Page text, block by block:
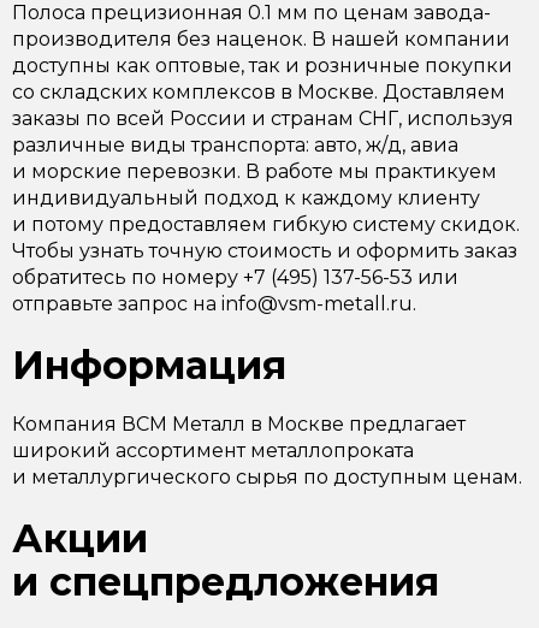
Полоса прецизионная 0.1 мм по ценам завода-
производителя без наценок. В нашей компании
доступны как оптовые, так и розничные покупки
со складских комплексов в Москве. Доставляем
заказы по всей России и странам СНГ, используя
различные виды транспорта: авто, ж/д, авиа
и морские перевозки. В работе мы практикуем
индивидуальный подход к каждому клиенту
и потому предоставляем гибкую систему скидок.
Чтобы узнать точную стоимость и оформить заказ
обратитесь по номеру +7 (495) 137-56-53 или
отправьте запрос на info@vsm-metall.ru.
Информация
Компания ВСМ Металл в Москве предлагает
широкий ассортимент металлопроката
и металлургического сырья по доступным ценам.
Акции
и спецпредложения